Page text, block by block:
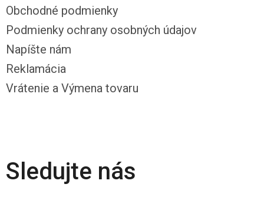
Obchodné podmienky
Podmienky ochrany osobných údajov
Napíšte nám
Reklamácia
Vrátenie a Výmena tovaru
Sledujte nás